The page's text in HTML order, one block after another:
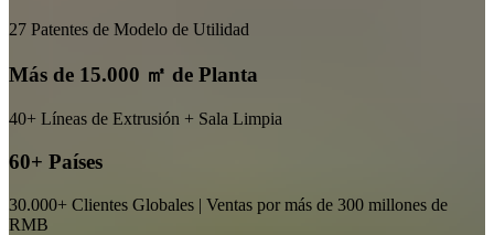
27 Patentes de Modelo de Utilidad
Más de 15.000 ㎡ de Planta
40+ Líneas de Extrusión + Sala Limpia
60+ Países
30.000+ Clientes Globales | Ventas por más de 300 millones de
RMB